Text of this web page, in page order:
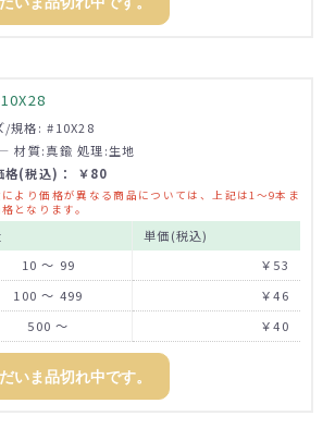
/規格: #10X28
材質:真鍮 処理:生地
格(税込)： ￥80
より価格が異なる商品については、上記は1～9本ま
となります。
単価(税込)
10 ～ 99
￥53
100 ～ 499
￥46
500 ～
￥40
いま品切れ中です。